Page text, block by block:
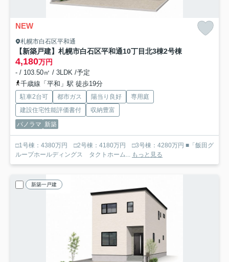
NEW
札幌市白石区平和通
【新築戸建】札幌市白石区平和通10丁目北3棟2号棟
4,180万円
- / 103.50㎡ / 3LDK /予定
千歳線「平和」駅 徒歩19分
駐車2台可 都市ガス 陽当り良好
専用庭
建設住宅性能評価書付
収納豊富
パノラマ 新築
□1号棟：4380万円 □2号棟：4180万円 □3号棟：4280万円 ■「飯田グ
ループホールディングス タクトホーム... もっと見る
新築一戸建